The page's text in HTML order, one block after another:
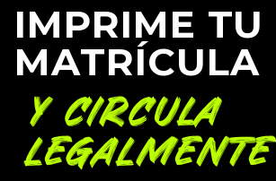
IMPRIME TU
MATRÍCULA
Y CIRCULA
LEGALMENTE